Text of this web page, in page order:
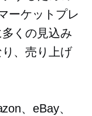
ーケットプレ
くの見込み
、売り上げ
、eBay、